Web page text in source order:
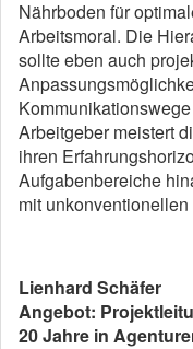
Nährboden für
Arbeitsmoral. Die
sollte eben auch
Arbeitgeber meistert
ihren
Aufgabenbereiche
mit unkonventionellen
Lienhard Schäfer
Angebot:
20 Jahre in